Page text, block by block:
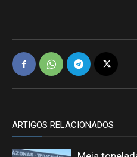
ARTIGOS RELACIONADOS